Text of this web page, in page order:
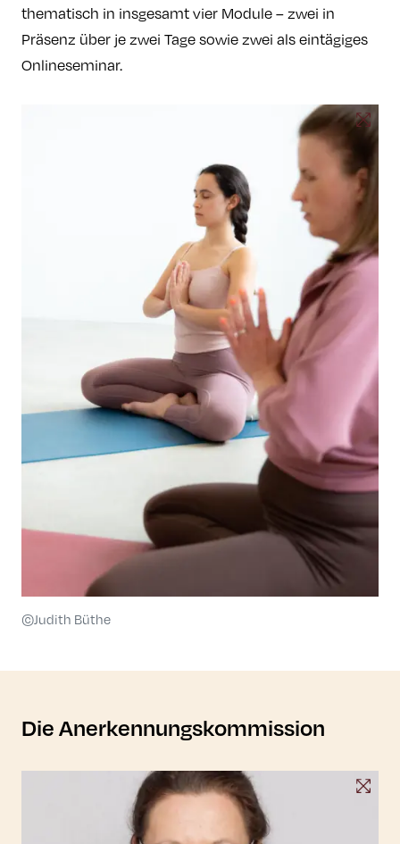
thematisch in insgesamt vier Module – zwei in
Präsenz über je zwei Tage sowie zwei als eintägiges
Onlineseminar.
©Judith Büthe
Die Anerkennungskommission